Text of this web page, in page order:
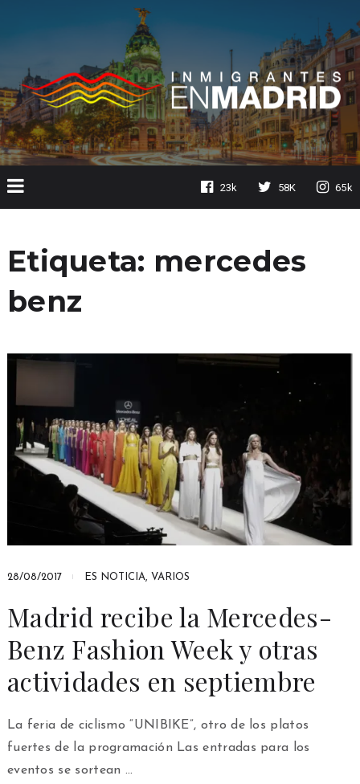
23k 58K 65k
Etiqueta: mercedes
benz
28/08/2017 ES NOTICIA, VARIOS
Madrid recibe la Mercedes-
Benz Fashion Week y otras
actividades en septiembre
La feria de ciclismo “UNIBIKE”, otro de los platos
fuertes de la programación Las entradas para los
eventos se sortean …